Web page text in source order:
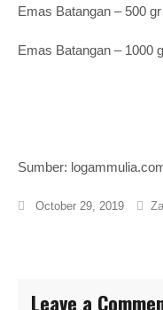
Emas Batangan –
Emas Batangan –
Sumber:
October 29, 2019
Leave a